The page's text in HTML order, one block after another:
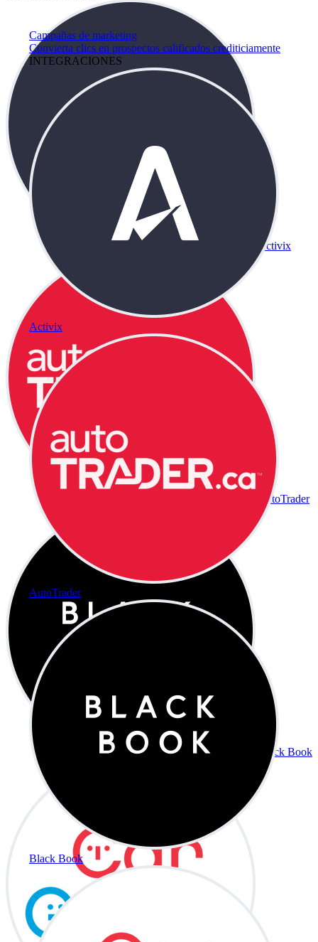
Campañas de marketing
Convierta clics en prospectos calificados crediticiamente
INTEGRACIONES
Activix
AutoTrader
Black Book
Activix
AutoTrader
Black Book